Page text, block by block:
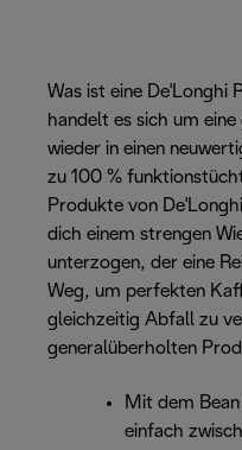
Was ist eine De'Longhi
handelt es sich um
wieder in einen
zu 100 %
Produkte von
dich einem strengen
unterzogen, der eine
Weg, um perfekten
gleichzeitig Abfall zu
generalüberholten
Mit dem
einfach